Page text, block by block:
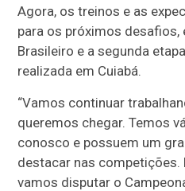
Agora, os treinos e as
para os próximos desafios,
Brasileiro e a segunda
realizada em Cuiabá.
“Vamos continuar
queremos chegar. Temos
conosco e possuem um
destacar nas competições.
vamos disputar o